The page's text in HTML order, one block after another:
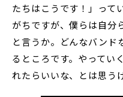
たちはこうです！」って
がちですが、僕らは自分
と言うか。どんなバンド
るところです。やってい
れたらいいな、とは思う